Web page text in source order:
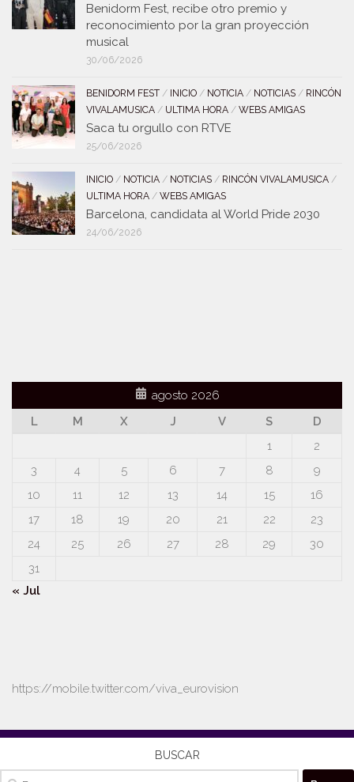
Benidorm Fest, recibe otro premio y
reconocimiento por la gran proyección
musical
30/06/2026
BENIDORM FEST / INICIO / NOTICIA / NOTICIAS / RINCÓN
VIVALAMUSICA / ULTIMA HORA / WEBS AMIGAS
Saca tu orgullo con RTVE
25/06/2026
INICIO / NOTICIA / NOTICIAS / RINCÓN VIVALAMUSICA /
ULTIMA HORA / WEBS AMIGAS
Barcelona, candidata al World Pride 2030
24/06/2026
agosto 2026
L
M X J V S
D
1
2
3
4 5 6 7 8
9
10
11 12 13 14 15
16
17
18 19 20 21 22
23
24
25 26 27 28 29
30
31
« Jul
https://mobile.twitter.com/viva_eurovision
BUSCAR